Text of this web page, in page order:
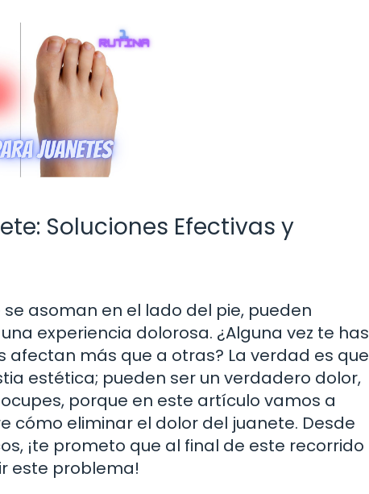
Soluciones Efectivas y
asoman en el lado del pie, pueden
experiencia dolorosa. ¿Alguna vez te has
más que a otras? La verdad es que
estética; pueden ser un verdadero dolor,
porque en este artículo vamos a
cómo eliminar el dolor del juanete. Desde
¡te prometo que al final de este recorrido
este problema!